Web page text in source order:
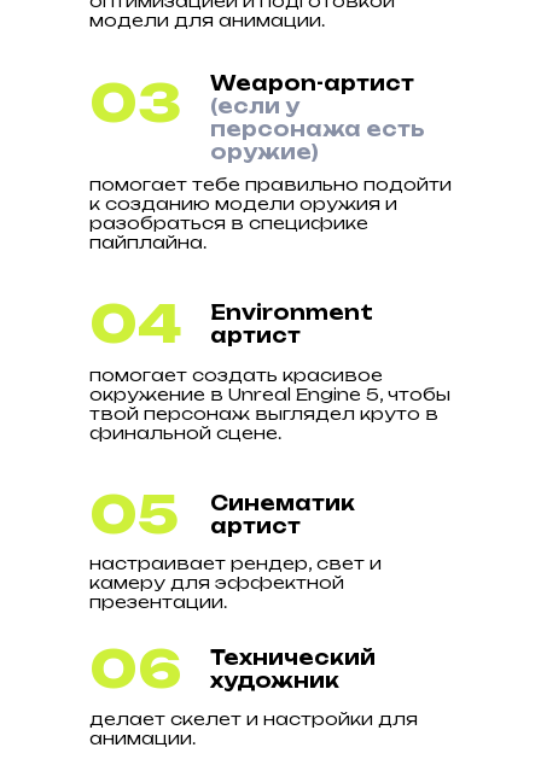
модели для анимации.
помогает тебе правильно подойти
к созданию модели оружия и
разобраться в специфике
пайплайна.
Weapon-артист
(если у
персонажа есть
оружие)
03
помогает создать красивое
окружение в Unreal Engine 5, чтобы
твой персонаж выглядел круто в
финальной сцене.
Environment
артист
04
настраивает рендер, свет и
камеру для эффектной
презентации.
Синематик
артист
05
делает скелет и настройки для
анимации.
Технический
художник
06